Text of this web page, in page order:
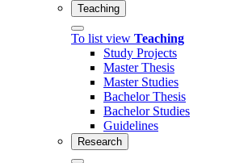
Teaching
To list view Teaching
Study Projects
Master Thesis
Master Studies
Bachelor Thesis
Bachelor Studies
Guidelines
Research